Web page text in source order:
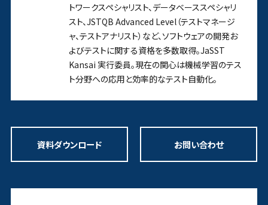
トワークスペシャリスト、データベーススペシャリ
スト、JSTQB Advanced Level（テストマネージ
ャ、テストアナリスト）など、ソフトウェアの開発お
よびテストに関する資格を多数取得。JaSST
Kansai 実行委員。現在の関心は機械学習のテス
ト分野への応用と効率的なテスト自動化。
資料ダウンロード お問い合わせ